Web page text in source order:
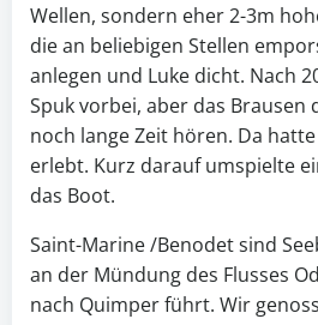
Wellen, sondern eher 2-3m
die an beliebigen Stellen
anlegen und Luke dicht. Nach
Spuk vorbei, aber das Brausen
noch lange Zeit hören. Da
erlebt. Kurz darauf umspielte
das Boot.
Saint-Marine /Benodet sind
an der Mündung des Flusses
nach Quimper führt. Wir